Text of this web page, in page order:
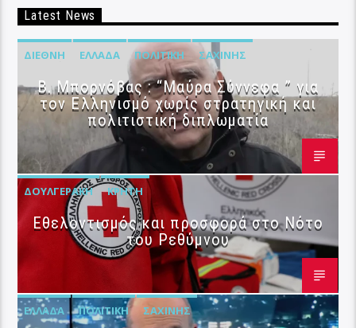
Latest News
ΔΙΕΘΝΉ ΕΛΛΆΔΑ ΠΟΛΙΤΙΚΉ ΣΑΧΊΝΗΣ
B. Μπορνόβας : “Μαύρα Σύννεφα ” για
τον Ελληνισμό χωρίς στρατηγική και
πολιτιστική διπλωματία
ΔΟΥΛΓΕΡΆΚΗ ΚΡΉΤΗ
Εθελοντισμός και προσφορά στο Νότο
του Ρεθύμνου
ΕΛΛΆΔΑ ΠΟΛΙΤΙΚΉ ΣΑΧΊΝΗΣ